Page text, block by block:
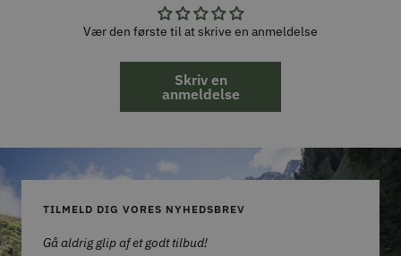
Vær den første til at skrive en anmeldelse
Skriv en
anmeldelse
TILMELD DIG VORES NYHEDSBREV
Gå aldrig glip af et godt tilbud!